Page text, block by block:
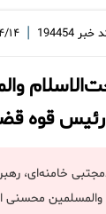
خبر 194454
|
رئیس قوه
خامنه‌ای،
محسنی